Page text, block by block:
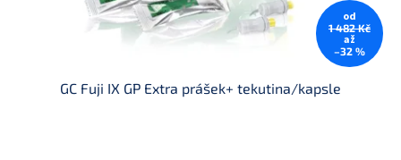
od
1 482 Kč
až
–32 %
GC Fuji IX GP Extra prášek+ tekutina/kapsle